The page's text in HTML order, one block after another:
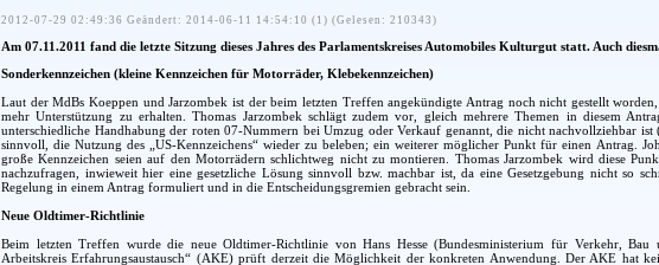
2012-07-29 02:49:36 Geändert: 2014-06-11 14:54:10 (1) (Gelesen: 210343)
Am 07.11.2011 fand die letzte Sitzung dieses Jahres des Parlamentskreises Automobiles Kulturgut statt. Auch
Sonderkennzeichen (kleine Kennzeichen für Motorräder, Klebekennzeichen)
Laut der MdBs Koeppen und Jarzombek ist der beim letzten Treffen angekündigte Antrag noch nicht gestellt
mehr Unterstützung zu erhalten. Thomas Jarzombek schlägt zudem vor, gleich mehrere Themen in diesem
unterschiedliche Handhabung der roten 07-Nummern bei Umzug oder Verkauf genannt, die nicht nachvollziehbar
sinnvoll, die Nutzung des „US-Kennzeichens“ wieder zu beleben; ein weiterer möglicher Punkt für einen Antrag.
große Kennzeichen seien auf den Motorrädern schlichtweg nicht zu montieren. Thomas Jarzombek wird diese
nachzufragen, inwieweit hier eine gesetzliche Lösung sinnvoll bzw. machbar ist, da eine Gesetzgebung nicht so
Regelung in einem Antrag formuliert und in die Entscheidungsgremien gebracht sein.
Neue Oldtimer-Richtlinie
Beim letzten Treffen wurde die neue Oldtimer-Richtlinie von Hans Hesse (Bundesministerium für Verkehr,
Arbeitskreis Erfahrungsaustausch“ (AKE) prüft derzeit die Möglichkeit der konkreten Anwendung. Der AKE hat